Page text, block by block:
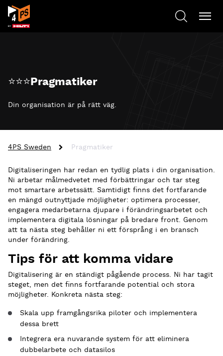
⭐⭐⭐Pragmatiker
Din organisation är på rätt väg.
4PS Sweden Pragmatiker
Digitaliseringen har redan en tydlig plats i din organisation.
Ni arbetar målmedvetet med förbättringar och tar steg
mot smartare arbetssätt. Samtidigt finns det fortfarande
en mängd outnyttjade möjligheter: optimera processer,
engagera medarbetarna djupare i förändringsarbetet och
implementera digitala lösningar på bredare front. Genom
att ta nästa steg behåller ni ett försprång i en bransch
under förändring.
Tips för att komma vidare
Digitalisering är en ständigt pågående process. Ni har tagit
steget, men det finns fortfarande potential och stora
möjligheter. Konkreta nästa steg:
Skala upp framgångsrika piloter och implementera
dessa brett
Integrera era nuvarande system för att eliminera
dubbelarbete och datasilos